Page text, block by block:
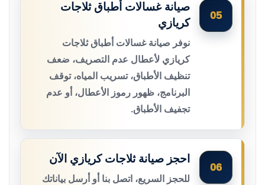
05
صيانة غسالات أطباق ثلاجات
كريازي
نوفر صيانة غسالات أطباق ثلاجات
كريازي لأعطال عدم التصريف، ضعف
تنظيف الأطباق، تسريب المياه، توقف
البرنامج، ظهور رموز الأعطال، أو عدم
تجفيف الأطباق.
06
احجز صيانة ثلاجات كريازي الآن
للحجز السريع، اتصل بنا أو أرسل بياناتك